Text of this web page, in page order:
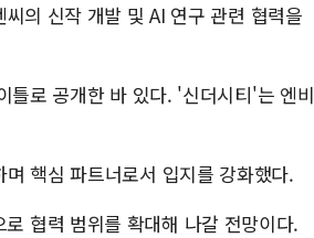
의 신작 개발 및 AI 연구 관련 협력을
틀로 공개한 바 있다. '신더시티'는 엔비
핵심 파트너로서 입지를 강화했다.
협력 범위를 확대해 나갈 전망이다.